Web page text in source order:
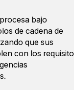
bajo
de cadena de
que sus
con los